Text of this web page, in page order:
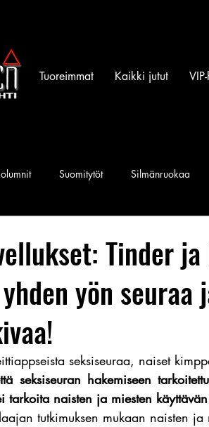
Tuoreimmat Kaikki jutut
Suomitytöt Silmänruokaa
Jan I. Somela e-Babe Mallit
Tinder
yön seuraa
seksiseuraa, naiset
seksiseuran hakemiseen
tarkoita naisten ja miesten
tutkimuksen mukaan naisten